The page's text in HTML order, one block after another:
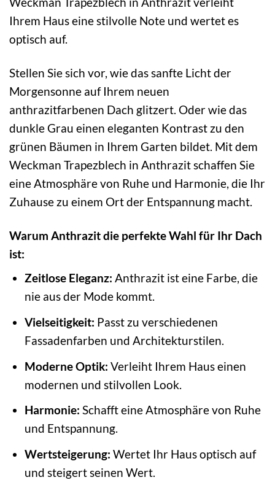
Ihrem Haus eine stilvolle Note und wertet es
optisch auf.
Stellen Sie sich vor, wie das sanfte Licht der
Morgensonne auf Ihrem neuen
anthrazitfarbenen Dach glitzert. Oder wie das
dunkle Grau einen eleganten Kontrast zu den
grünen Bäumen in Ihrem Garten bildet. Mit dem
Weckman Trapezblech in Anthrazit schaffen Sie
eine Atmosphäre von Ruhe und Harmonie, die Ihr
Zuhause zu einem Ort der Entspannung macht.
Warum Anthrazit die perfekte Wahl für Ihr Dach
ist:
Zeitlose Eleganz: Anthrazit ist eine Farbe, die
nie aus der Mode kommt.
Vielseitigkeit: Passt zu verschiedenen
Fassadenfarben und Architekturstilen.
Moderne Optik: Verleiht Ihrem Haus einen
modernen und stilvollen Look.
Harmonie: Schafft eine Atmosphäre von Ruhe
und Entspannung.
Wertsteigerung: Wertet Ihr Haus optisch auf
und steigert seinen Wert.